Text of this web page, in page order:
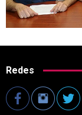
Redes